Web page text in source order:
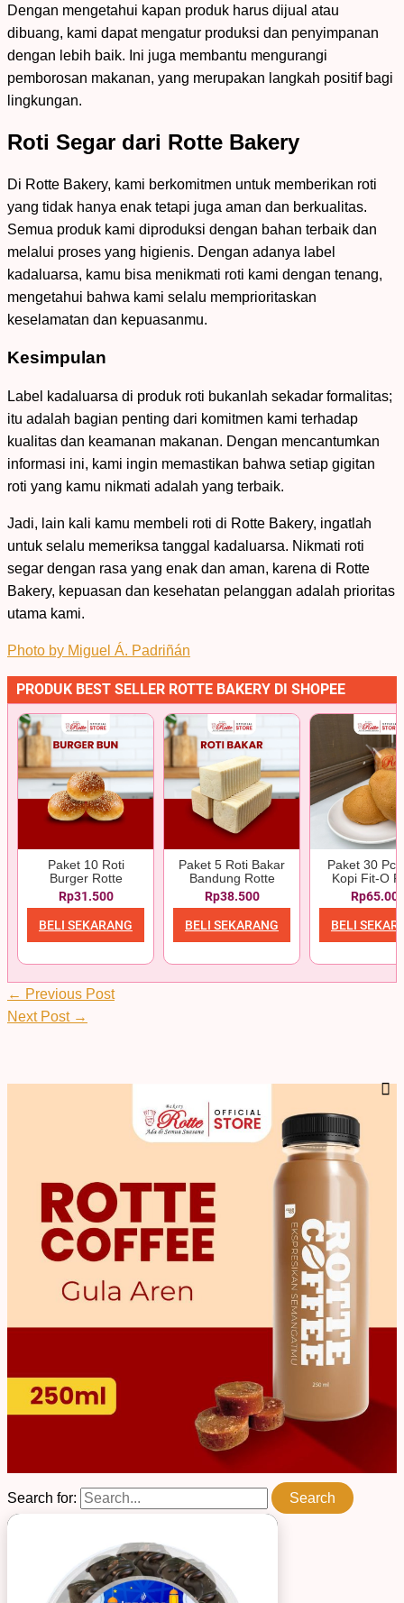
Dengan mengetahui kapan produk harus dijual atau
dibuang, kami dapat mengatur produksi dan penyimpanan
dengan lebih baik. Ini juga membantu mengurangi
pemborosan makanan, yang merupakan langkah positif bagi
lingkungan.
Roti Segar dari Rotte Bakery
Di Rotte Bakery, kami berkomitmen untuk memberikan roti
yang tidak hanya enak tetapi juga aman dan berkualitas.
Semua produk kami diproduksi dengan bahan terbaik dan
melalui proses yang higienis. Dengan adanya label
kadaluarsa, kamu bisa menikmati roti kami dengan tenang,
mengetahui bahwa kami selalu memprioritaskan
keselamatan dan kepuasanmu.
Kesimpulan
Label kadaluarsa di produk roti bukanlah sekadar formalitas;
itu adalah bagian penting dari komitmen kami terhadap
kualitas dan keamanan makanan. Dengan mencantumkan
informasi ini, kami ingin memastikan bahwa setiap gigitan
roti yang kamu nikmati adalah yang terbaik.
Jadi, lain kali kamu membeli roti di Rotte Bakery, ingatlah
untuk selalu memeriksa tanggal kadaluarsa. Nikmati roti
segar dengan rasa yang enak dan aman, karena di Rotte
Bakery, kepuasan dan kesehatan pelanggan adalah prioritas
utama kami.
Photo by Miguel Á. Padriñán
PRODUK BEST SELLER ROTTE BAKERY DI SHOPEE
Paket 10 Roti
Burger Rotte
Rp31.500
BELI SEKARANG
Paket 5 Roti Bakar
Bandung Rotte
Rp38.500
BELI SEKARANG
Paket 30
Kopi Fit-O
BELI
← Previous Post
Next Post →
Search for: